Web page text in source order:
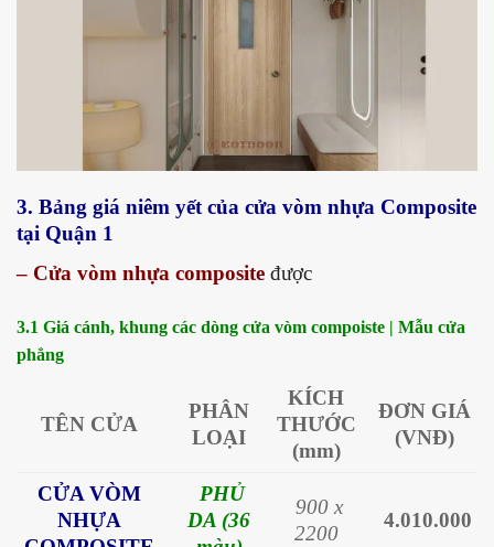
3. Bảng giá niêm yết của cửa vòm nhựa Composite
tại Quận 1
– Cửa vòm nhựa composite được
3.1 Giá cánh, khung các dòng cửa vòm compoiste | Mẫu cửa
phẳng
TÊN CỬA
PHÂN
LOẠI
KÍCH
THƯỚC
(mm)
ĐƠN GIÁ
(VNĐ)
CỬA VÒM
NHỰA
PHỦ
DA (36
900 x
2200
4.010.000